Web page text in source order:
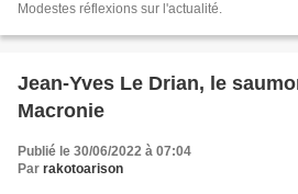
Modestes réflexions sur l'actualité.
Jean-Yves Le Drian, le
Macronie
Publié le 30/06/2022 à 07:04
Par rakotoarison